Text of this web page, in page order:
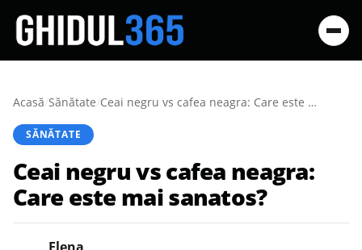
Acasă/Sănătate/ Ceai negru vs cafea neagra: Care este mai sanatos?
SĂNĂTATE
Ceai negru vs cafea neagra:
Care este mai sanatos?
Elena